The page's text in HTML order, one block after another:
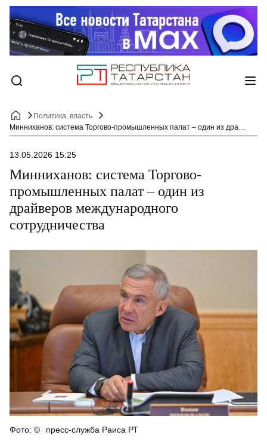
Политика, власть
Минниханов: система Торгово-промышленных палат – один из драйверов международного сотрудничества
13.05.2026 15:25
Минниханов: система Торгово-
промышленных палат – один из
драйверов международного
сотрудничества
пресс-служба Раиса РТ